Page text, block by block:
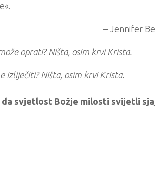
– Jennifer
oprati? Ništa, osim krvi Krista.
izliječiti? Ništa, osim krvi Krista.
da svjetlost Božje milosti svijetli